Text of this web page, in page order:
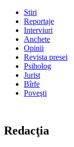
Stiri
Reportaje
Interviuri
Anchete
Opinii
Revista presei
Psiholog
Jurist
Bîrfe
Poveşti
Redacţia